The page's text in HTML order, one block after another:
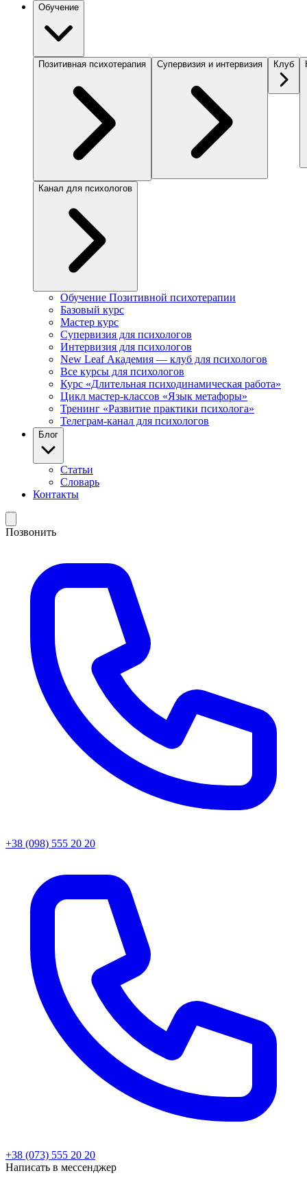
Обучение
Позитивная психотерапия Супервизия и интервизия Клуб
Канал для психологов
Обучение Позитивной психотерапии
Базовый курс
Мастер курс
Супервизия для психологов
Интервизия для психологов
New Leaf Академия — клуб для психологов
Все курсы для психологов
Курс «Длительная психодинамическая работа»
Цикл мастер-классов «Язык метафоры»
Тренинг «Развитие практики психолога»
Телеграм-канал для психологов
Блог
Статьи
Словарь
Контакты
Позвонить
+38 (098) 555 20 20
+38 (073) 555 20 20
Написать в мессенджер